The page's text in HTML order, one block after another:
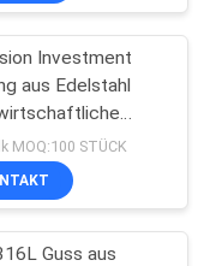
299
Investment
aus Edelstahl
MOQ:100 STÜCK
Guss aus